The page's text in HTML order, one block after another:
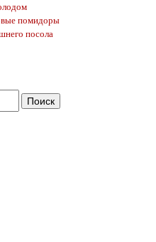
помидоры
посола